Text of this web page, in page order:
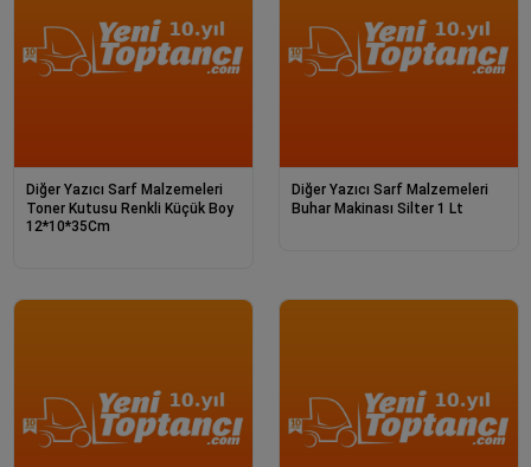
Diğer Yazıcı Sarf Malzemeleri
Toner Kutusu Renkli Küçük Boy
12*10*35Cm
Diğer Yazıcı Sarf Malzemeleri
Buhar Makinası Silter 1 Lt